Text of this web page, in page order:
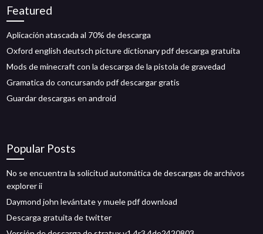
Featured
Aplicación atascada al 70% de descarga
Oxford english deutsch picture dictionary pdf descarga gratuita
Mods de minecraft con la descarga de la pistola de gravedad
Gramatica do concursando pdf descargar gratis
Guardar descargas en android
Popular Posts
No se encuentra la solicitud automática de descargas de archivos
explorer ii
Daymond john levántate y muele pdf download
Descarga gratuita de twitter